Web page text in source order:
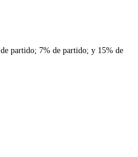
partido; 7% de partido; y 15% de